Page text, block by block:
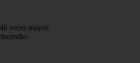
veces mayor.